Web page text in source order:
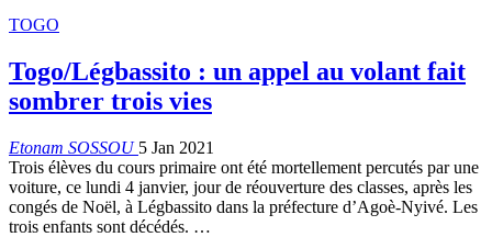
TOGO
Togo/Légbassito : un appel au volant fait
sombrer trois vies
Etonam SOSSOU 5 Jan 2021
Trois élèves du cours primaire ont été mortellement percutés par une
voiture, ce lundi 4 janvier, jour de réouverture des classes, après les
congés de Noël, à Légbassito dans la préfecture d’Agoè-Nyivé. Les
trois enfants sont décédés. …